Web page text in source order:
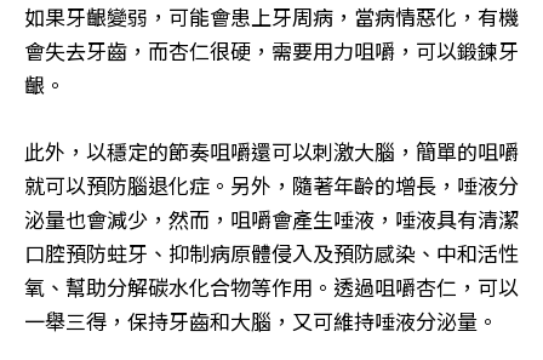
如果牙齦變弱，可能會患上牙周病，當病情惡化，有機
會失去牙齒，而杏仁很硬，需要用力咀嚼，可以鍛鍊牙
齦。
此外，以穩定的節奏咀嚼還可以刺激大腦，簡單的咀嚼
就可以預防腦退化症。另外，隨著年齡的增長，唾液分
泌量也會減少，然而，咀嚼會產生唾液，唾液具有清潔
口腔預防蛀牙、抑制病原體侵入及預防感染、中和活性
氧、幫助分解碳水化合物等作用。透過咀嚼杏仁，可以
一舉三得，保持牙齒和大腦，又可維持唾液分泌量。